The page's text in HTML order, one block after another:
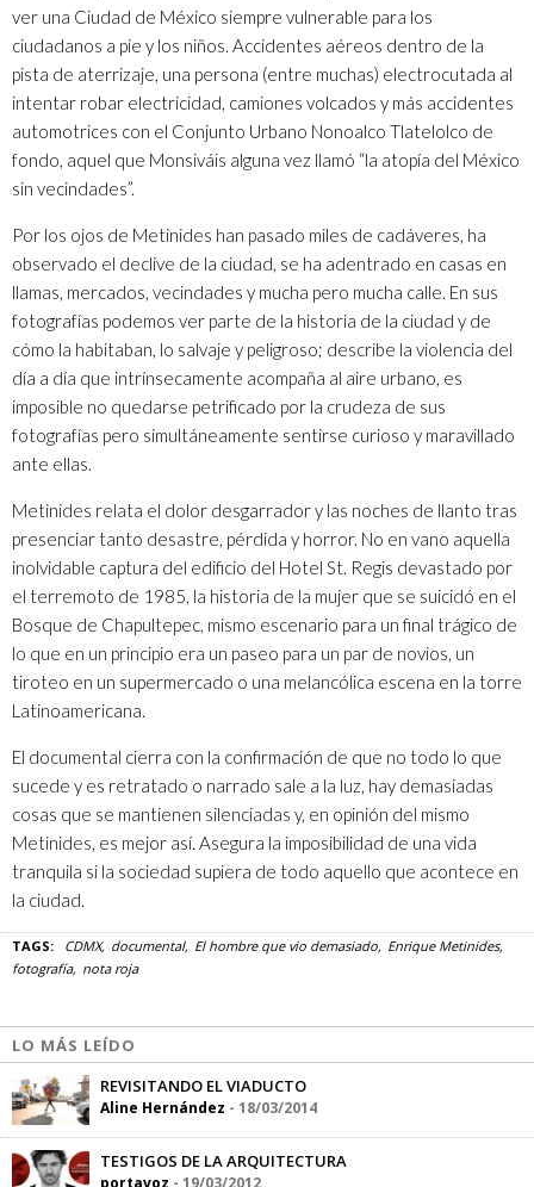
ver una Ciudad de México siempre vulnerable para los
ciudadanos a pie y los niños. Accidentes aéreos dentro de la
pista de aterrizaje, una persona (entre muchas) electrocutada al
intentar robar electricidad, camiones volcados y más accidentes
automotrices con el Conjunto Urbano Nonoalco Tlatelolco de
fondo, aquel que Monsiváis alguna vez llamó “la atopía del México
sin vecindades”.
Por los ojos de Metinides han pasado miles de cadáveres, ha
observado el declive de la ciudad, se ha adentrado en casas en
llamas, mercados, vecindades y mucha pero mucha calle. En sus
fotografías podemos ver parte de la historia de la ciudad y de
cómo la habitaban, lo salvaje y peligroso; describe la violencia del
día a día que intrínsecamente acompaña al aire urbano, es
imposible no quedarse petrificado por la crudeza de sus
fotografías pero simultáneamente sentirse curioso y maravillado
ante ellas.
Metinides relata el dolor desgarrador y las noches de llanto tras
presenciar tanto desastre, pérdida y horror. No en vano aquella
inolvidable captura del edificio del Hotel St. Regis devastado por
el terremoto de 1985, la historia de la mujer que se suicidó en el
Bosque de Chapultepec, mismo escenario para un final trágico de
lo que en un principio era un paseo para un par de novios, un
tiroteo en un supermercado o una melancólica escena en la torre
Latinoamericana.
El documental cierra con la confirmación de que no todo lo que
sucede y es retratado o narrado sale a la luz, hay demasiadas
cosas que se mantienen silenciadas y, en opinión del mismo
Metinides, es mejor así. Asegura la imposibilidad de una vida
tranquila si la sociedad supiera de todo aquello que acontece en
la ciudad.
TAGS: CDMX documental El hombre que vio demasiado Enrique Metinides
fotografía nota roja
LO MÁS LEÍDO
REVISITANDO EL VIADUCTO
Aline Hernández - 18/03/2014
TESTIGOS DE LA ARQUITECTURA
portavoz - 19/03/2012